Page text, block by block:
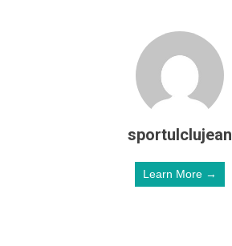
sportulclujean
Learn More →